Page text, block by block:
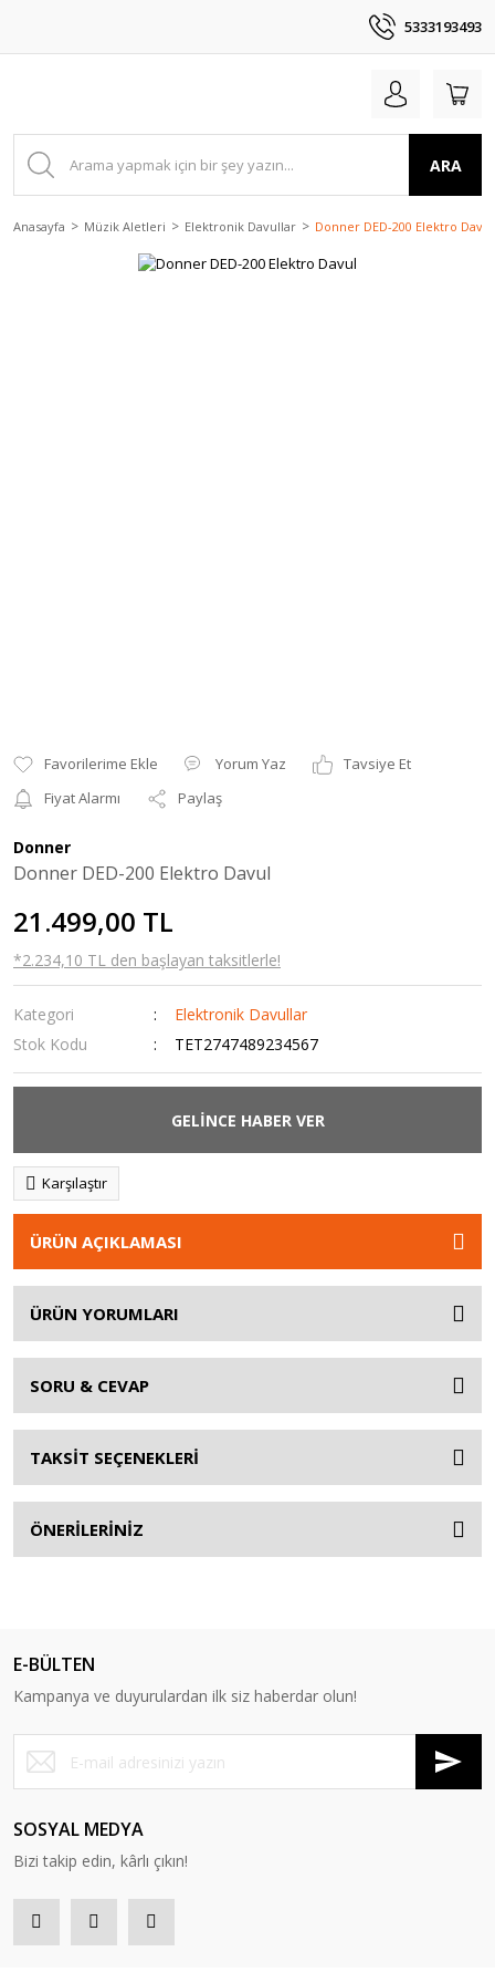
5333193493
ARA
Anasayfa Müzik Aletleri Elektronik Davullar Donner DED-200 Elektro Davul
Yorum Yaz
Tavsiye Et
Fiyat Alarmı
Paylaş
Donner
Donner DED-200 Elektro Davul
21.499,00 TL
*2.234,10 TL den başlayan taksitlerle!
Kategori
Elektronik Davullar
Stok Kodu
TET2747489234567
GELİNCE HABER VER
Karşılaştır
ÜRÜN AÇIKLAMASI
ÜRÜN YORUMLARI
SORU & CEVAP
TAKSİT SEÇENEKLERİ
ÖNERİLERİNİZ
E-BÜLTEN
Kampanya ve duyurulardan ilk siz haberdar olun!
SOSYAL MEDYA
Bizi takip edin, kârlı çıkın!